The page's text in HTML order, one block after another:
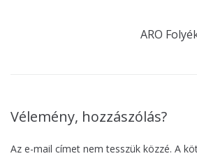
ARO
Vélemény, hozzászólás?
Az e-mail címet nem tesszük közzé. A